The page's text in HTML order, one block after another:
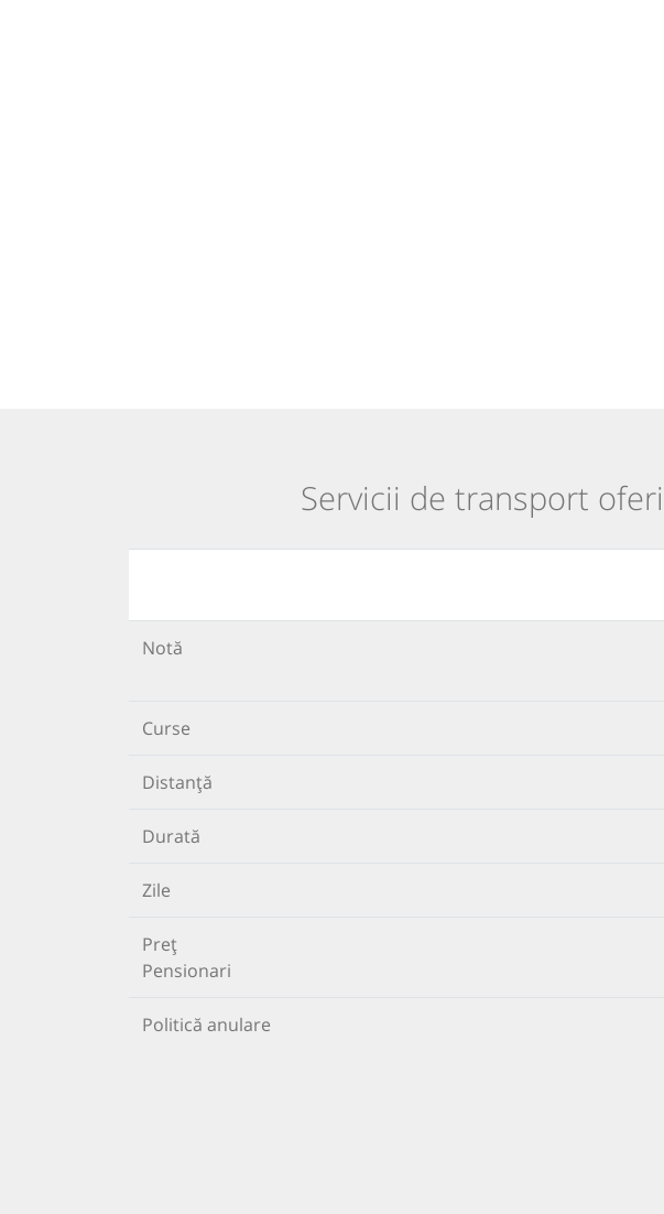
Servicii de transport
Notă
Curse
Distanță
Durată
Zile
Preț
Pensionari
Politică anulare